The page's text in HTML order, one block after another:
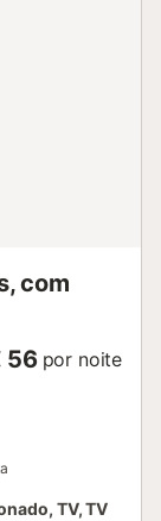
com
56 por noite
TV, TV